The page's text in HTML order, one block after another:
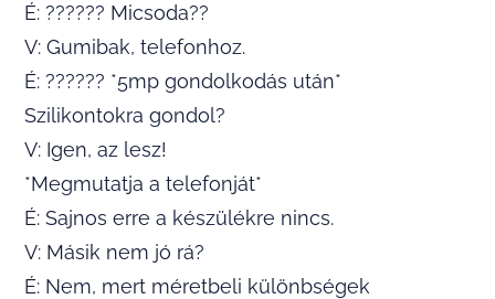
É: ?????? Micsoda??
V: Gumibak, telefonhoz.
É: ?????? *5mp gondolkodás után*
Szilikontokra gondol?
V: Igen, az lesz!
*Megmutatja a telefonját*
É: Sajnos erre a készülékre nincs.
V: Másik nem jó rá?
É: Nem, mert méretbeli különbségek